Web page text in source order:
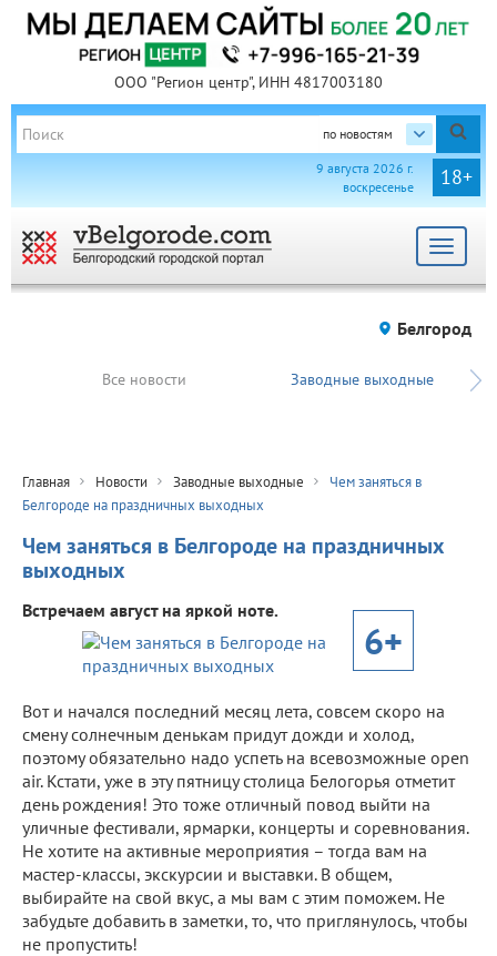
ООО "Регион центр", ИНН 4817003180
по новостям
18+
9 августа 2026 г.
воскресенье
Toggle
Белгород
Все новости Заводные выходные
Главная Новости Заводные выходные
Чем заняться в
Белгороде на праздничных выходных
Чем заняться в Белгороде на праздничных
выходных
Встречаем август на яркой ноте.
6+
Вот и начался последний месяц лета, совсем скоро на
смену солнечным денькам придут дожди и холод,
поэтому обязательно надо успеть на всевозможные open
air. Кстати, уже в эту пятницу столица Белогорья отметит
день рождения! Это тоже отличный повод выйти на
уличные фестивали, ярмарки, концерты и соревнования.
Не хотите на активные мероприятия – тогда вам на
мастер-классы, экскурсии и выставки. В общем,
выбирайте на свой вкус, а мы вам с этим поможем. Не
забудьте добавить в заметки, то, что приглянулось, чтобы
не пропустить!